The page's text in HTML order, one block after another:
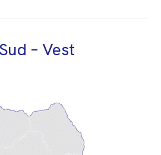
Sud – Vest